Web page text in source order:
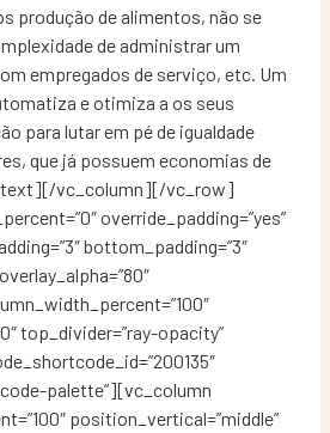
produção de alimentos, não se
de administrar um
empregados de serviço, etc. Um
e otimiza a os seus
para lutar em pé de igualdade
que já possuem economias de
vc_column][/vc_row]
override_padding=”yes”
bottom_padding=”3″
top_divider=”ray-opacity”
palette”][vc_column
position_vertical=”middle”